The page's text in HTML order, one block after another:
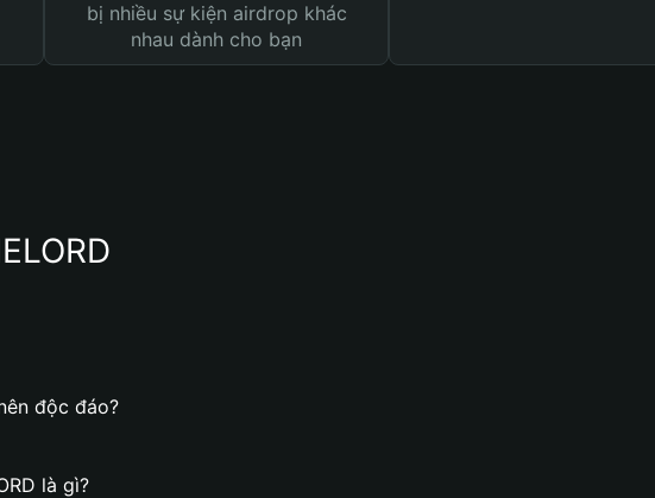
bị nhiều sự kiện airdrop khác
nhau dành cho bạn
độc đáo?
là gì?